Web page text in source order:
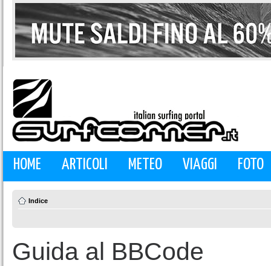
HOME ARTICOLI METEO VIAGGI FOTO
Indice
Guida al BBCode